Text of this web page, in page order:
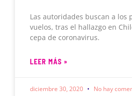
Las autoridades buscan a los
vuelos, tras el hallazgo en
cepa de coronavirus.
LEER MÁS »
diciembre 30, 2020 No hay